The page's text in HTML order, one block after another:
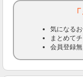
気になる
まとめて
会員登録